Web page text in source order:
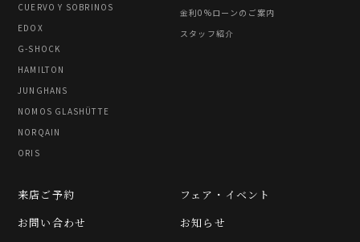
CUERVO Y SOBRINOS
EDOX
G-SHOCK
HAMILTON
JUNGHANS
NOMOS GLASHÜTTE
NORQAIN
ORIS
金利0%ローンのご案内
スタッフ紹介
フェア・イベント
お知らせ
来店ご予約
お問い合わせ